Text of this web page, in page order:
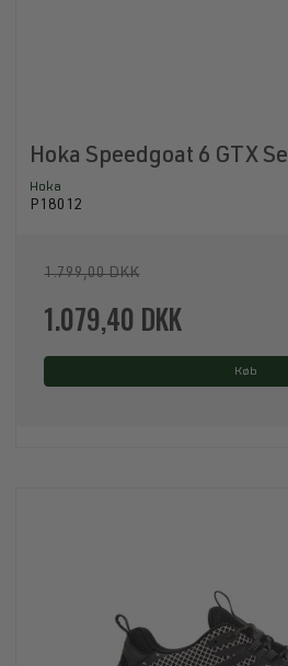
Hoka Speedgoat 6 GTX
Hoka
P18012
1.799,00 DKK
1.079,40 DKK
Køb